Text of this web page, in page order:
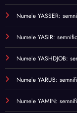
Numele YASSER:
Numele YASIR:
Numele YASHDJOB:
Numele YARUB:
Numele YAMIN: